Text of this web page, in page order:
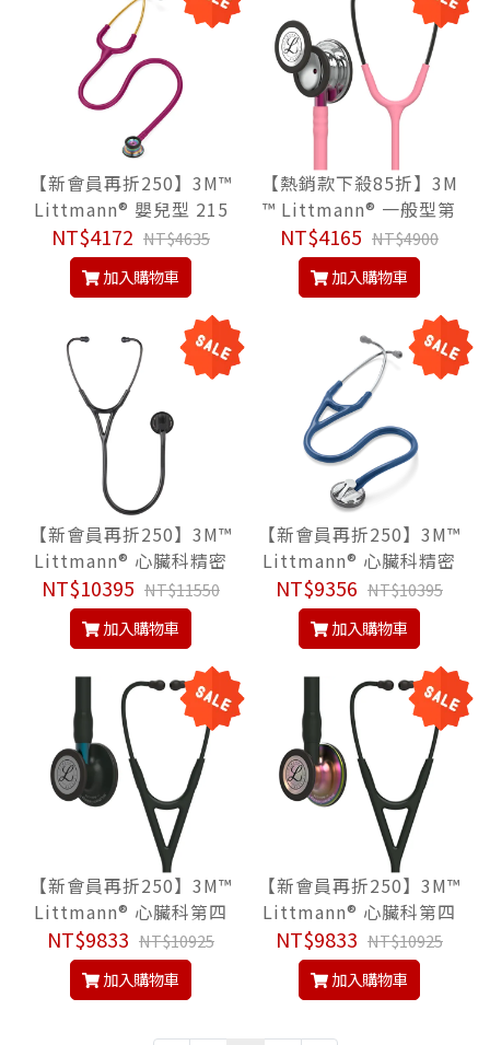
【新會員再折250】3M™
Littmann® 嬰兒型 215
7, 草莓紅色管/炫彩聽頭,
Classic II Infant™ Stet
hoscope, 聽診器
NT$4172 NT$4635
加入購物車
【熱銷款下殺85折】3M
™ Littmann® 一般型第
三代 5962, 銀珠紅色管/
鏡面聽頭/粉色金屬杆, Cl
assic III™ Stethoscop
NT$4165 NT$4900
加入購物車
【新會員再折250】3M™
Littmann® 心臟科精密
型 2161, 尊爵黑色管/隱
士黑聽頭, Master Cardi
ology™ Stethoscope,
NT$10395 NT$11550
加入購物車
【新會員再折250】3M™
Littmann® 心臟科精密
型 2164, 海軍藍色管, M
aster Cardiology™ Ste
thoscope, 聽診器
NT$9356 NT$10395
加入購物車
【新會員再折250】3M™
Littmann® 心臟科第四
代 6201, 尊爵黑色管/隱
士黑聽頭/藍色金屬杆, C
ardiology IV™ Stethos
NT$9833 NT$10925
加入購物車
【新會員再折250】3M™
Littmann® 心臟科第四
代 6165, 尊爵黑色管/炫
彩聽頭, Cardiology IV™
Stethoscope, 聽診器
NT$9833 NT$10925
加入購物車